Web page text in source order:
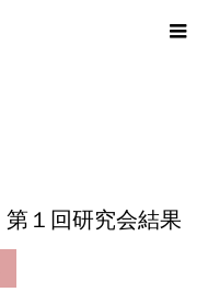
１回研究会結果